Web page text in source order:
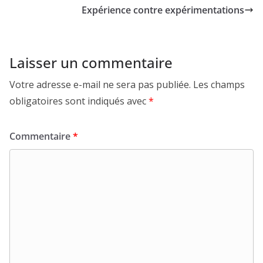
Expérience contre expérimentations
Laisser un commentaire
Votre adresse e-mail ne sera pas publiée. Les champs
obligatoires sont indiqués avec*
Commentaire*